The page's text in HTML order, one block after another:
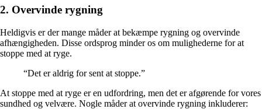
2. Overvinde rygning
Heldigvis er der mange måder at bekæmpe rygning og overvinde
afhængigheden. Disse ordsprog minder os om mulighederne for at
stoppe med at ryge.
“Det er aldrig for sent at stoppe.”
At stoppe med at ryge er en udfordring, men det er afgørende for vores
sundhed og velvære. Nogle måder at overvinde rygning inkluderer: